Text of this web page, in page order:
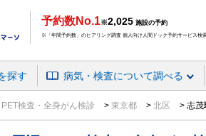
予約数No.1※2,025 施設の予約
※「年間予約数」のヒアリング調査 個人向け人間ドック予約サービス検
探す 病気・検査について調べる
PET検査・全身がん検診 東京都 北区 志茂